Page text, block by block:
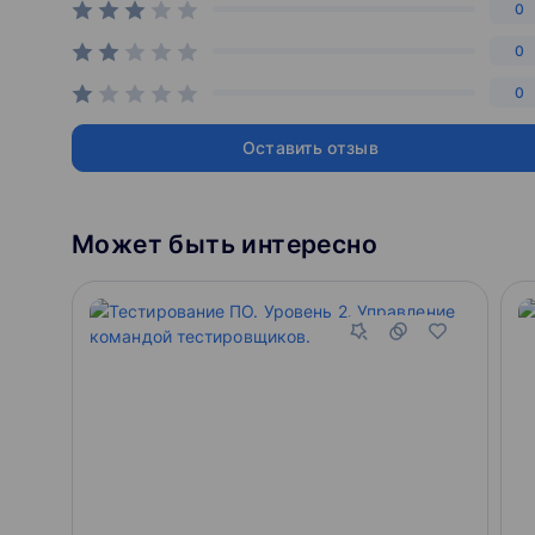
Тестирование с помощью PyTest
PyTest — маркировка
Итоги третьего модуля
Полезные ссылки к третьему модулю
Применение паттерна Page Object Model
Пишем первые тесты с помощью Page Object
Улучшаем дизайн тестов
Полезные ссылки к четвёртому модулю
Итоги курса
0
0
0
Оставить отзыв
Может быть интересно